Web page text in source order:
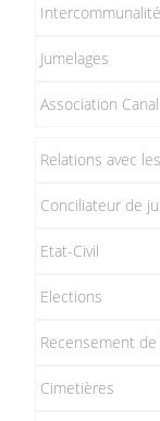
Intercommunalité
Jumelages
Association
Relations avec
Conciliateur de
Etat-Civil
Elections
Recensement
Cimetières